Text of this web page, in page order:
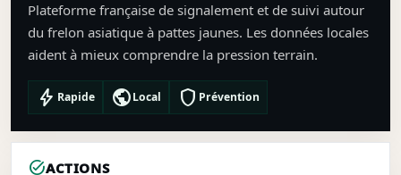
Plateforme française de signalement et de suivi autour
du frelon asiatique à pattes jaunes. Les données locales
aident à mieux comprendre la pression terrain.
bolt Rapide publicLocal shield Prévention
task_altACTIONS